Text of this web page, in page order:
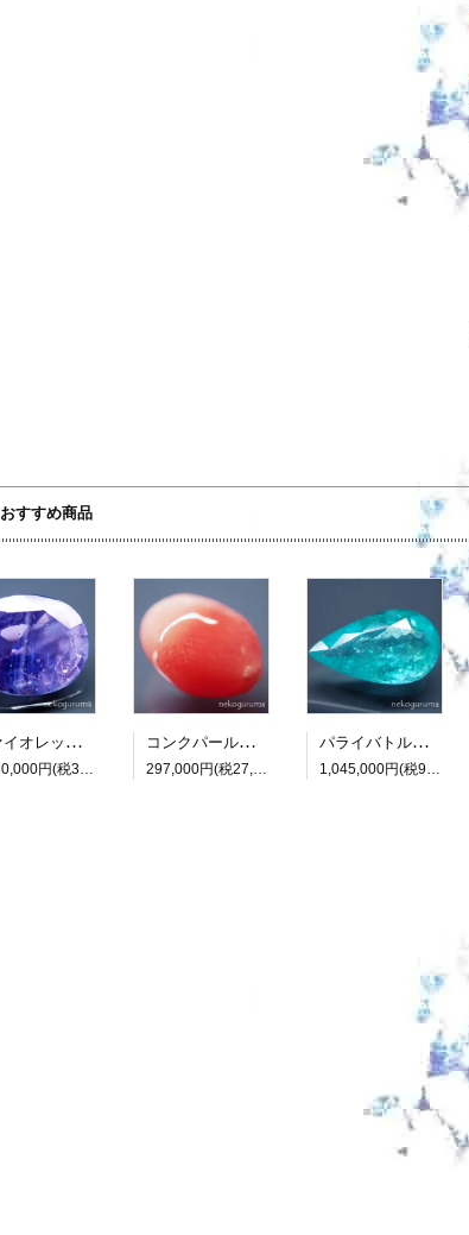
おすすめ商品
ヴァイオレットサファイア：7.418ct（非加熱：中宝研鑑別書付属）
3,520,000円(税320,000円)
コンクパール：0.990ct（中央宝石研究所鑑別書付属）
297,000円(税27,000円)
パライバトルマリン：3.482ct（中央宝石研究所鑑別書付属）
1,045,000円(税95,000円)